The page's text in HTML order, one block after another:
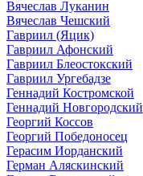
Вячеслав Луканин
Вячеслав Чешский
Гавриил (Яцик)
Гавриил Афонский
Гавриил Блеостокский
Гавриил Ургебадзе
Геннадий Костромской
Геннадий Новгородский
Георгий Коссов
Георгий Победоносец
Герасим Иорданский
Герман Аляскинский